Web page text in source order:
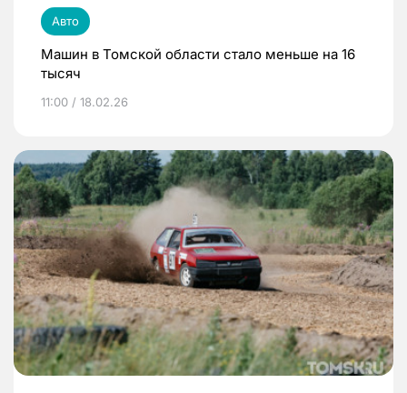
Авто
Машин в Томской области стало меньше на 16
тысяч
11:00 / 18.02.26